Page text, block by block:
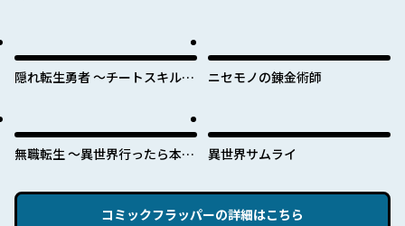
隠れ転生勇者 ～チートスキルと
ニセモノの錬金術師
無職転生 ～異世界行ったら本気
異世界サムライ
コミックフラッパーの詳細はこちら